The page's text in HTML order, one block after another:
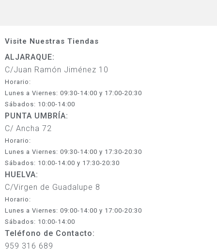
Visite Nuestras Tiendas
ALJARAQUE:
C/Juan Ramón Jiménez 10
Horario:
Lunes a Viernes: 09:30-14:00 y 17:00-20:30
Sábados: 10:00-14:00
PUNTA UMBRÍA:
C/ Ancha 72
Horario:
Lunes a Viernes: 09:30-14:00 y 17:30-20:30
Sábados: 10:00-14:00 y 17:30-20:30
HUELVA:
C/Virgen de Guadalupe 8
Horario:
Lunes a Viernes: 09:00-14:00 y 17:00-20:30
Sábados: 10:00-14:00
Teléfono de Contacto:
959 316 689